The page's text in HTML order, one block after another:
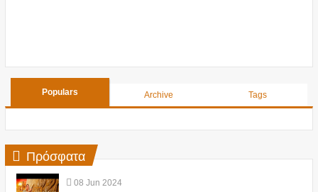
Populars Archive Tags
Πρόσφατα
08 Jun 2024